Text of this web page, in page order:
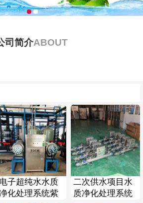
1
2
司简介ABOUT
电子超纯水水质
化处理系统紫
二次供水项目水
质净化处理系统